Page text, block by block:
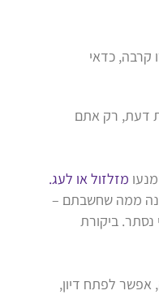
קרבה, כדאי
דעת, רק אתם
מזלזול או לעג.
ממה שחשבתם –
נסתר. ביקורת
לפתח דיון,